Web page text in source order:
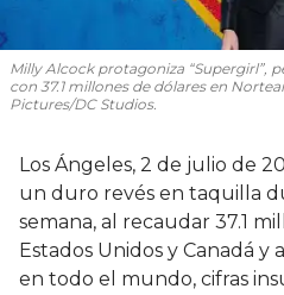
Milly Alcock protagoniza “Supergirl”,
con 37.1 millones de dólares en
Pictures/DC Studios.
Los Ángeles, 2 de julio de
un duro revés en taquilla
semana, al recaudar 37.1
Estados Unidos y Canadá
en todo el mundo, cifras